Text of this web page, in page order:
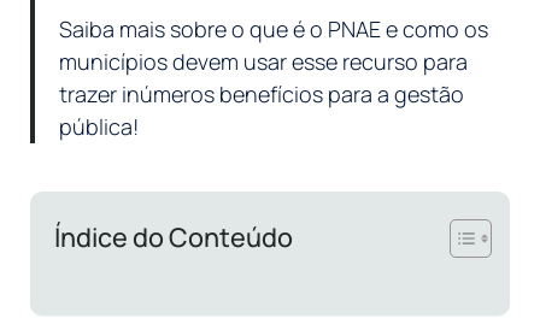
Saiba mais sobre o que é o PNAE e como os
municípios devem usar esse recurso para
trazer inúmeros benefícios para a gestão
pública!
Índice do Conteúdo